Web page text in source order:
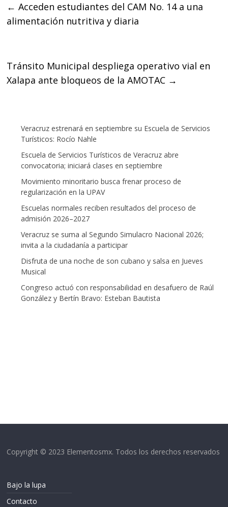
b
o
t
e
s
A
← Acceden estudiantes del CAM No. 14 a una
alimentación nutritiva y diaria
Tránsito Municipal despliega operativo vial en
Xalapa ante bloqueos de la AMOTAC →
Veracruz estrenará en septiembre su Escuela de Servicios
Turísticos: Rocío Nahle
Escuela de Servicios Turísticos de Veracruz abre
convocatoria; iniciará clases en septiembre
Movimiento minoritario busca frenar proceso de
regularización en la UPAV
Escuelas normales reciben resultados del proceso de
admisión 2026–2027
Veracruz se suma al Segundo Simulacro Nacional 2026;
invita a la ciudadanía a participar
Disfruta de una noche de son cubano y salsa en Jueves
Musical
Congreso actuó con responsabilidad en desafuero de Raúl
González y Bertín Bravo: Esteban Bautista
Copyright © 2023 Elementosmx. Todos los derechos reservados
Bajo la lupa
Contacto